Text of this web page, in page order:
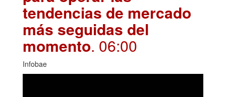
tendencias de mercado
más seguidas del
momento. 06:00
Infobae